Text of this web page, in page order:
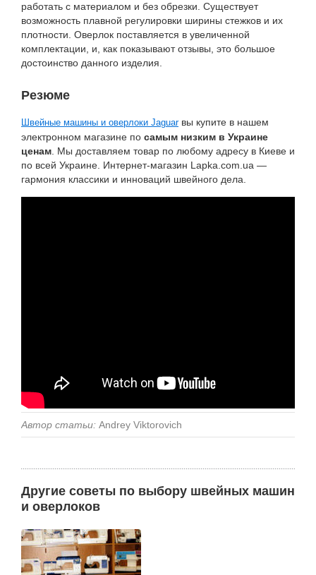
работать с материалом и без обрезки. Существует
возможность плавной регулировки ширины стежков и их
плотности. Оверлок поставляется в увеличенной
комплектации, и, как показывают отзывы, это большое
достоинство данного изделия.
Резюме
Швейные машины и оверлоки Jaguarвы купите в нашем
электронном магазине по самым низким в Украине
ценам . Мы доставляем товар по любому адресу в Киеве и
по всей Украине. Интернет-магазин Lapka.com.ua —
гармония классики и инноваций швейного дела.
Автор статьи: Andrey Viktorovich
Другие советы по выбору швейных машин
и оверлоков